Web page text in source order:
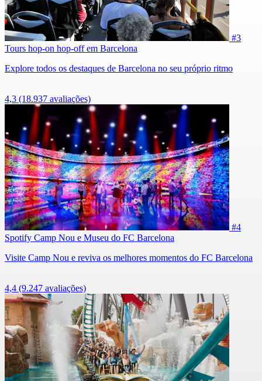
#3
Tours hop-on hop-off em Barcelona
Explore todos os destaques de Barcelona no seu próprio ritmo
4,3 (18.937 avaliações)
#4
Spotify Camp Nou e Museu do FC Barcelona
Visite Camp Nou e reviva os melhores momentos do FC Barcelona
4,4 (9.247 avaliações)